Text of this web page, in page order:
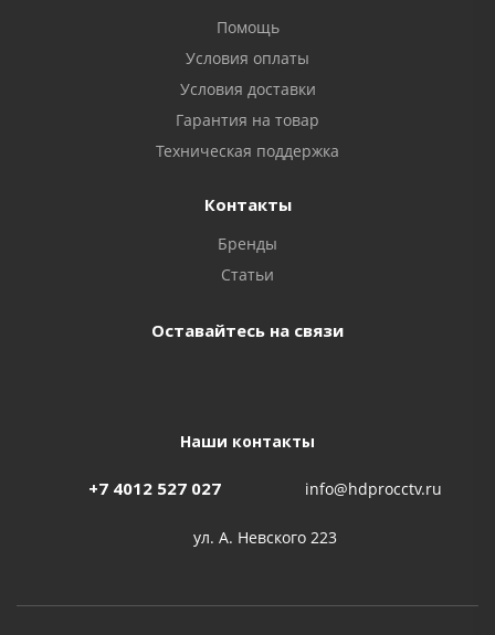
Помощь
Условия оплаты
Условия доставки
Гарантия на товар
Техническая поддержка
Контакты
Бренды
Статьи
Оставайтесь на связи
Наши контакты
+7 4012 527 027 info@hdprocctv.ru
ул. А. Невского 223